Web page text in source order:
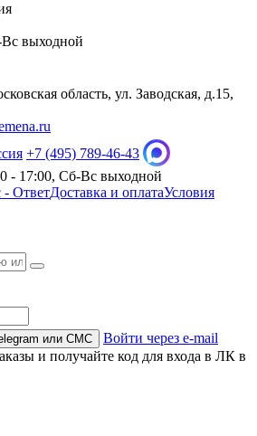
выходной
область, ул. Заводская, д.15,
+7 (495) 789-46-43
- 17:00, Сб-Вс выходной
- ОтветДоставка и оплатаУсловия
или СМС
Войти через e-mail
и получайте код для входа в ЛК в